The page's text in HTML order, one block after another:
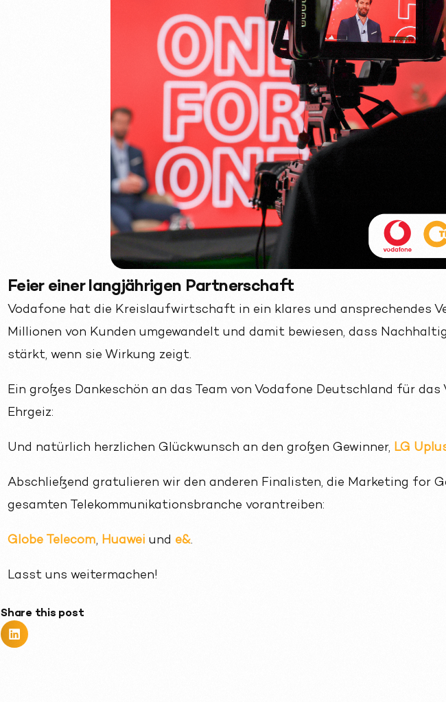
Feier einer langjährigen Partnerschaft
Vodafone hat die Kreislaufwirtschaft in ein klares und ansprechendes
Millionen von Kunden umgewandelt und damit bewiesen, dass
stärkt, wenn sie Wirkung zeigt.
Ein großes Dankeschön an das Team von Vodafone Deutschland für das
Ehrgeiz:
Und natürlich herzlichen Glückwunsch an den großen Gewinner, LG
Abschließend gratulieren wir den anderen Finalisten, die Marketing for
gesamten Telekommunikationsbranche vorantreiben:
Globe Telecom, Huawei und e&.
Lasst uns weitermachen!
Share this post